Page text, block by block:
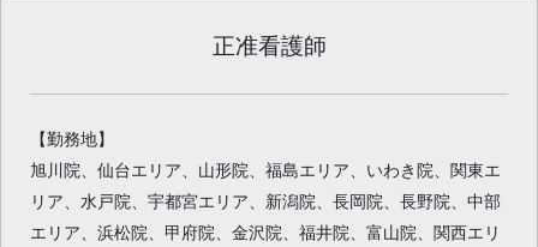
正准看護師
【勤務地】
旭川院、仙台エリア、山形院、福島エリア、いわき院、関東エ
リア、水戸院、宇都宮エリア、新潟院、長岡院、長野院、中部
エリア、浜松院、甲府院、金沢院、福井院、富山院、関西エリ